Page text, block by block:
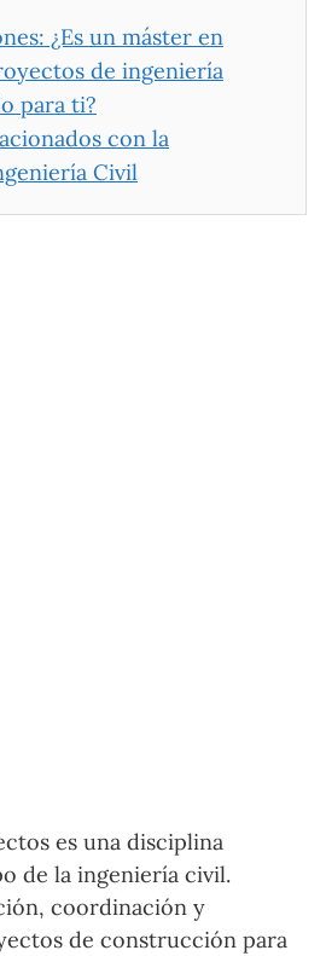
¿Es un máster en
de ingeniería
para ti?
con la
Civil
es una disciplina
de la ingeniería civil.
coordinación y
de construcción para